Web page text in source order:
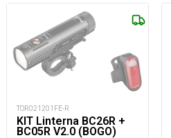
TOR021201FE-R
KIT Linterna BC26R +
BC05R V2.0 (BOGO)